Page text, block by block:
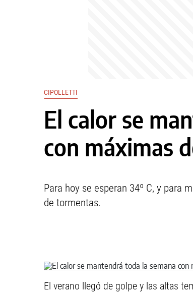
CIPOLLETTI
El calor se
con máximas
Para hoy se esperan 34º C, y para
de tormentas.
El verano llegó de golpe y las altas